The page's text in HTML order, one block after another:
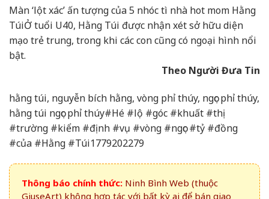
Màn ‘lột xác’ ấn tượng của 5 nhóc tì nhà hot mom Hằng
TúiỞ tuổi U40, Hằng Túi được nhận xét sở hữu diện
mạo trẻ trung, trong khi các con cũng có ngoại hình nổi
bật.
Theo Người Đưa Tin
hằng túi, nguyễn bích hằng, vòng phỉ thúy, ngọc phỉ thúy,
hằng túi ngọc phỉ thúy#Hé #lộ #góc #khuất #thị
#trường #kiểm #định #vụ #vòng #ngọc #tỷ #đồng
#của #Hằng #Túi1779202279
Thông báo chính thức: Ninh Bình Web (thuộc
GiuseArt) không hợp tác với bất kỳ ai để bán giao